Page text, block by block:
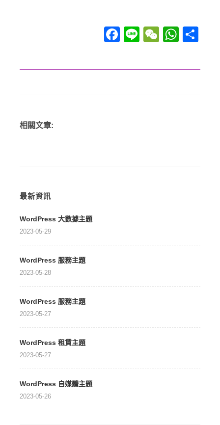
FacebookLine WeChat WhatsApp
相關文章:
最新資訊
WordPress 大數據主題
2023-05-29
WordPress 服務主題
2023-05-28
WordPress 服務主題
2023-05-27
WordPress 租賃主題
2023-05-27
WordPress 自媒體主題
2023-05-26